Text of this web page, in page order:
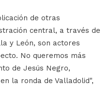
de otras
central, a través de
y León, son actores
No queremos más
de Jesús Negro,
la ronda de Valladolid",